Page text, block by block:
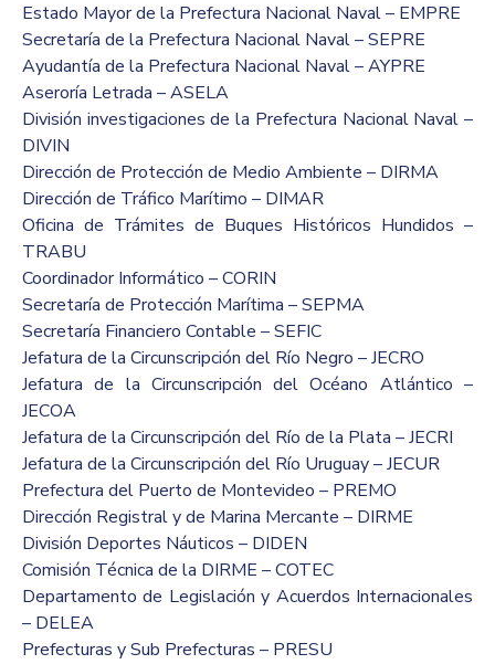
Estado Mayor de la Prefectura Nacional Naval – EMPRE
Secretaría de la Prefectura Nacional Naval – SEPRE
Ayudantía de la Prefectura Nacional Naval – AYPRE
Aseroría Letrada – ASELA
División investigaciones de la Prefectura Nacional Naval –
DIVIN
Dirección de Protección de Medio Ambiente – DIRMA
Dirección de Tráfico Marítimo – DIMAR
Oficina de Trámites de Buques Históricos Hundidos –
TRABU
Coordinador Informático – CORIN
Secretaría de Protección Marítima – SEPMA
Secretaría Financiero Contable – SEFIC
Jefatura de la Circunscripción del Río Negro – JECRO
Jefatura de la Circunscripción del Océano Atlántico –
JECOA
Jefatura de la Circunscripción del Río de la Plata – JECRI
Jefatura de la Circunscripción del Río Uruguay – JECUR
Prefectura del Puerto de Montevideo – PREMO
Dirección Registral y de Marina Mercante – DIRME
División Deportes Náuticos – DIDEN
Comisión Técnica de la DIRME – COTEC
Departamento de Legislación y Acuerdos Internacionales
– DELEA
Prefecturas y Sub Prefecturas – PRESU